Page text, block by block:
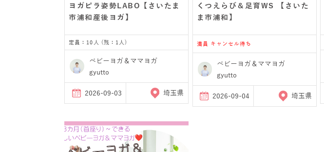
ヨガピラ姿勢LABO【さいたま
市浦和産後ヨガ】
定員：10人 (残：1人)
ベビーヨガ＆ママヨガ
gyutto
2026-09-03 埼玉県
くつえらび＆足育WS 【さいた
ま市浦和】
満員 キャンセル待ち
ベビーヨガ＆ママヨガ
gyutto
2026-09-04 埼玉県